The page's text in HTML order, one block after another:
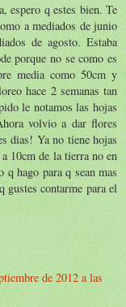
espero q estes bien. Te
a mediados de junio
de agosto. Estaba
porque no se como es
media como 50cm y
hace 2 semanas tan
le notamos las hojas
volvio a dar flores
dias! Ya no tiene hojas
10cm de la tierra no en
q hago para q sean mas
contarme para el
de 2012 a las